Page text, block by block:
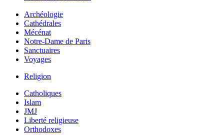
Archéologie
Cathédrales
Mécénat
Notre-Dame de Paris
Sanctuaires
Voyages
Religion
Catholiques
Islam
JMJ
Liberté religieuse
Orthodoxes